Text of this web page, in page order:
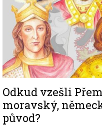
Odkud vzešli
moravský,
původ?